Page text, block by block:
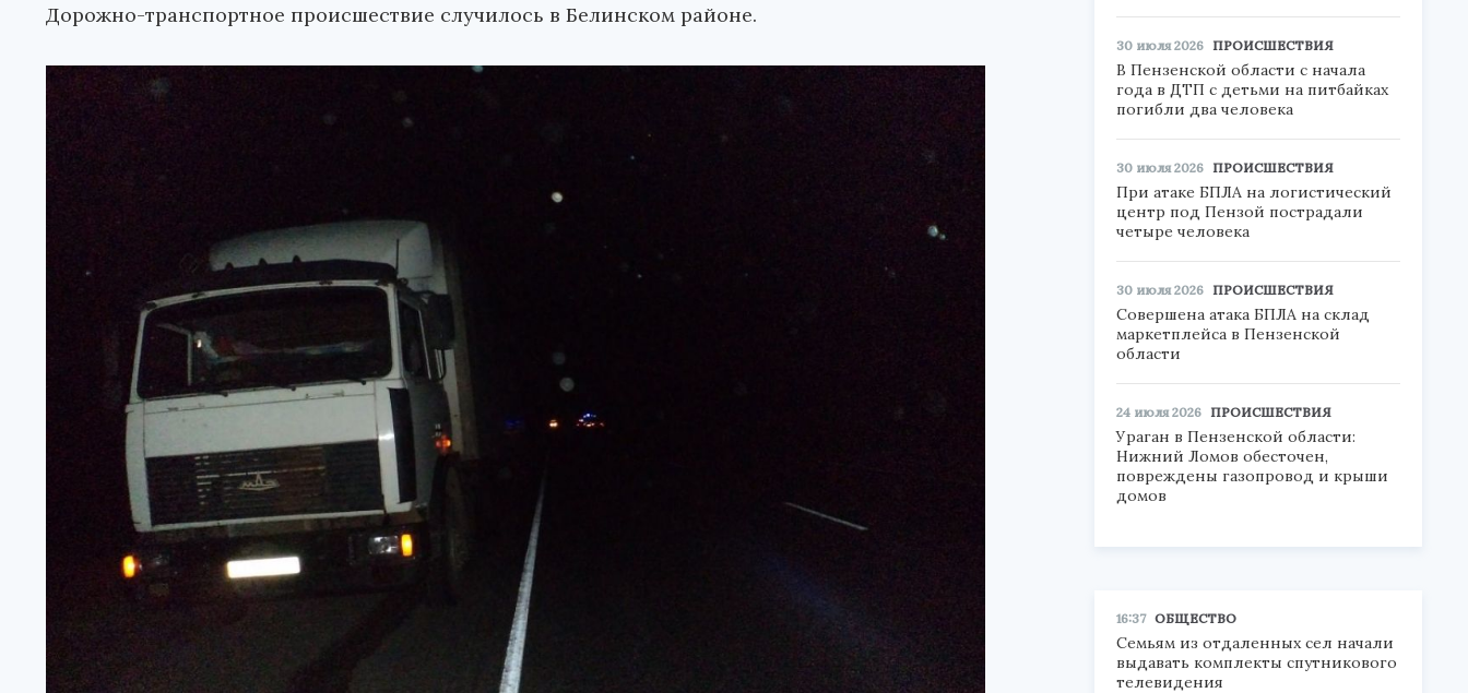
Дорожно-транспортное происшествие случилось в Белинском районе.
30 июля 2026 ПРОИСШЕСТВИЯ
В Пензенской области с начала
года в ДТП с детьми на питбайках
погибли два человека
30 июля 2026 ПРОИСШЕСТВИЯ
При атаке БПЛА на логистический
центр под Пензой пострадали
четыре человека
30 июля 2026 ПРОИСШЕСТВИЯ
Совершена атака БПЛА на склад
маркетплейса в Пензенской
области
24 июля 2026 ПРОИСШЕСТВИЯ
Ураган в Пензенской области:
Нижний Ломов обесточен,
повреждены газопровод и крыши
домов
16:37 ОБЩЕСТВО
Семьям из отдаленных сел начали
выдавать комплекты спутникового
телевидения